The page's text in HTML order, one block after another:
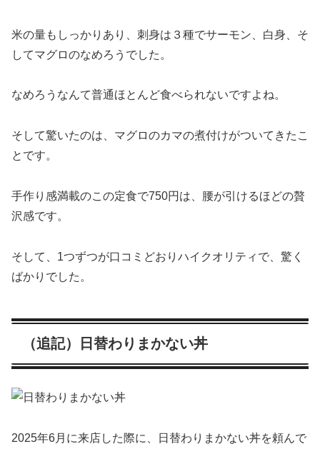
米の量もしっかりあり、刺身は３種でサーモン、白身、そ
してマグロのなめろうでした。
なめろうなんて普通ほとんど食べられないですよね。
そして驚いたのは、マグロのカマの煮付けがついてきたこ
とです。
手作り感満載のこの定食で750円は、腰が引けるほどの贅
沢感です。
そして、1つずつが口コミどおりハイクオリティで、驚く
ばかりでした。
（追記）日替わりまかない丼
2025年6月に来店した際に、日替わりまかない丼を頼んで